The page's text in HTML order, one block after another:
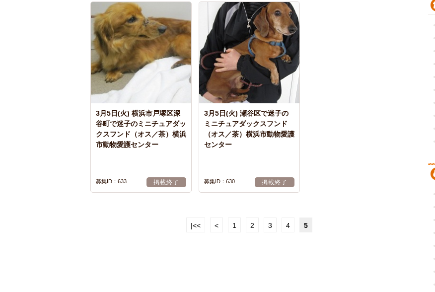
3月5日(火) 横浜市戸塚区深
谷町で迷子のミニチュアダッ
クスフンド（オス／茶）横浜
市動物愛護センター
募集ID：633 掲載終了
3月5日(火) 瀬谷区で迷子の
ミニチュアダックスフンド
（オス／茶）横浜市動物愛護
センター
募集ID：630 掲載終了
|<< < 1 2 3 4 5